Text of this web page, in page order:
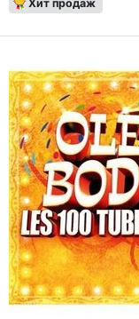
Хит продаж